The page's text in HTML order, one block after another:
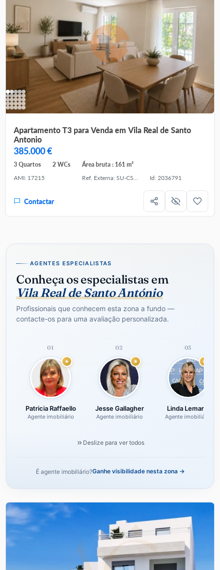
Apartamento T3 para Venda em Vila Real de Santo
Antonio
385.000 €
3 Quartos 2 WCs
Área bruta : 161 m²
AMI: 17215
Ref. Externa: SU-CS-APT-95221 Id: 2036791
Contactar
AGENTES ESPECIALISTAS
Conheça os especialistas em
Vila Real de Santo António
Profissionais que conhecem esta zona a fundo —
contacte-os para uma avaliação personalizada.
01
Patricia Raffaello
Agente imobiliário
02
Jesse Gallagher
Agente imobiliário
03
Linda Lemarié
Agente imobiliário
Deslize para ver todos
É agente imobiliário?Ganhe visibilidade nesta zona →